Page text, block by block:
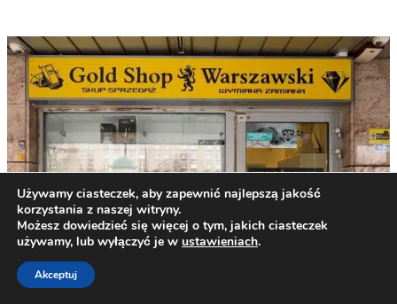
Używamy ciasteczek, aby zapewnić najlepszą jakość
korzystania z naszej witryny.
Możesz dowiedzieć się więcej o tym, jakich ciasteczek
używamy, lub wyłączyć je w ustawieniach.
Akceptuj